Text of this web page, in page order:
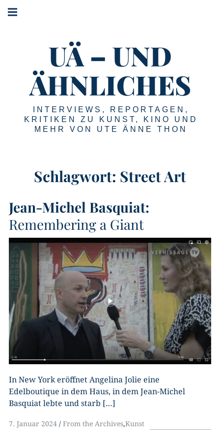
Springe
zum
UÄ – UND
ÄHNLICHES
INTERVIEWS, REPORTAGEN,
KRITIKEN ZU KUNST, KINO UND
MEHR VON UTE ÄNNE THON
Schlagwort: Street Art
Jean-Michel Basquiat:
Remembering a Giant
In New York eröffnet Angelina Jolie eine
Edelboutique in dem Haus, in dem Jean-Michel
Basquiat lebte und starb […]
7. Januar 2024 From the Archives,Kunst